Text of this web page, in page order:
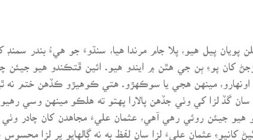
پلن پويان پيل هيو، پلا جام مرندا هيا، سنڌوءَ جو هيءُ
کان پوءِ ٻن جي هٿن ۾ ايندو هيو. ائين ڦتڪندو هيو
اونهارو، مينهن هجي يا سوڪهڙو. هتي ڪوهيڙو ڪڏهن ختم نه
سان گڏ لزا کي وٺي جڏهن پالارا پهتو ته هلڪو مينهن وسي
هيو جيئن روئي رهي آهي، عثمان عليءَ مجاهدن کان چادر
ٿيڻ کانپوءِ عثمان عليءَ لزا سان لفظ به نه ڳالهايو پر